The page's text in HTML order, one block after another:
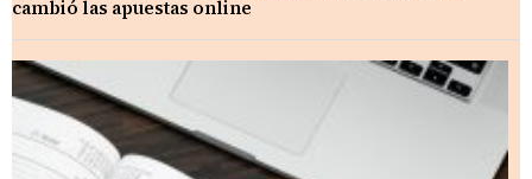
cambió las apuestas online